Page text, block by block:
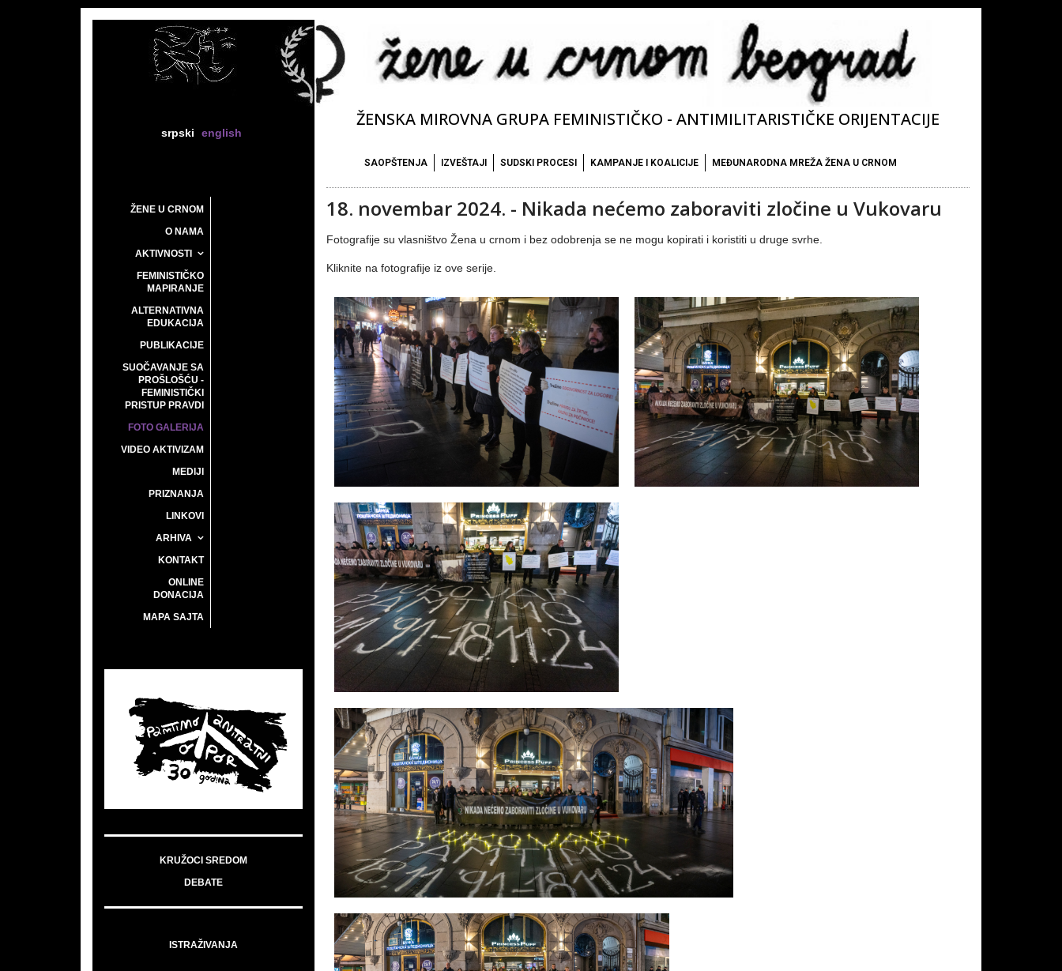
srpski english
ŽENSKA MIROVNA GRUPA FEMINISTIČKO - ANTIMILITARISTIČKE ORIJENTACIJE
SAOPŠTENJA IZVEŠTAJI SUDSKI PROCESI KAMPANJE I KOALICIJE MEĐUNARODNA MREŽA ŽENA U CRNOM
ŽENE U CRNOM
O NAMA
AKTIVNOSTI
FEMINISTIČKO
MAPIRANJE
ALTERNATIVNA
EDUKACIJA
PUBLIKACIJE
SUOČAVANJE SA
PROŠLOŠĆU -
FEMINISTIČKI
PRISTUP PRAVDI
FOTO GALERIJA
VIDEO AKTIVIZAM
MEDIJI
PRIZNANJA
LINKOVI
ARHIVA
KONTAKT
ONLINE
DONACIJA
MAPA SAJTA
KRUŽOCI SREDOM
DEBATE
ISTRAŽIVANJA
18. novembar 2024. - Nikada nećemo zaboraviti zločine u Vukovaru
Fotografije su vlasništvo Žena u crnom i bez odobrenja se ne mogu kopirati i koristiti u druge svrhe.
Kliknite na fotografije iz ove serije.